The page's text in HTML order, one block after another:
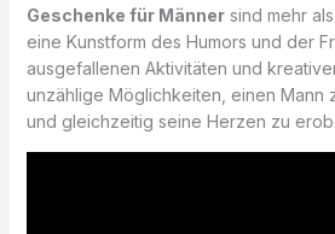
Geschenke für Männersind mehr
eine Kunstform des Humors und der
ausgefallenen Aktivitäten und
unzählige Möglichkeiten, einen Mann
und gleichzeitig seine Herzen zu